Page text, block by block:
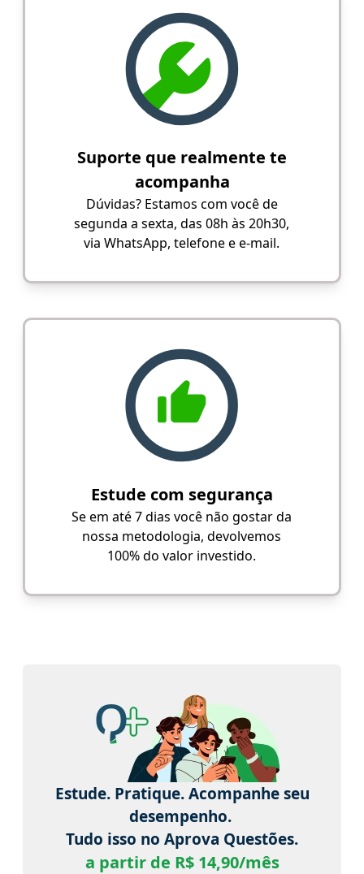
Suporte que realmente te
acompanha
Dúvidas? Estamos com você de
segunda a sexta, das 08h às 20h30,
via WhatsApp, telefone e e-mail.
Estude com segurança
Se em até 7 dias você não gostar da
nossa metodologia, devolvemos
100% do valor investido.
Estude. Pratique. Acompanhe seu
desempenho.
Tudo isso no Aprova Questões.
a partir de R$ 14,90/mês